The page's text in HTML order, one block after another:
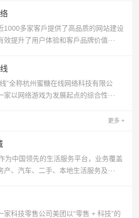
1000多家客戶提供了高品质的网站建设
效提升了用户体验和客戶品牌价值···
”全称杭州蜜糖在线网络科技有限公
家以网络游戏为发展起点的综合性···
更多 +
为中国领先的生活服务平台，业务覆盖
产、汽车、二手、本地生活服务及···
家科技零售公司美团以“零售 + 科技”的